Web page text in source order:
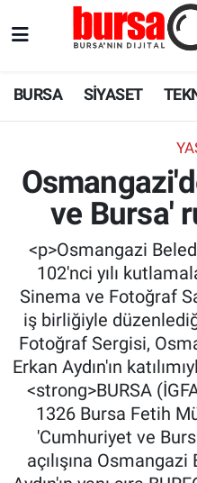
BURSA SİYASET
ve Bursa'
<p>Osmangazi
102'nci yılı
Sinema ve Fotoğraf
iş birliğiyle
Fotoğraf Sergisi,
Erkan Aydın'ın
<strong>BURSA
1326 Bursa Fetih
'Cumhuriyet ve
açılışına
SPOR
EKONOMİ
SAĞLIK
ASTROLOJİ
BLOG
Süper Lig Puan
Tüm Manşetler
Son Dakika Haberleri
Haber Arşivi